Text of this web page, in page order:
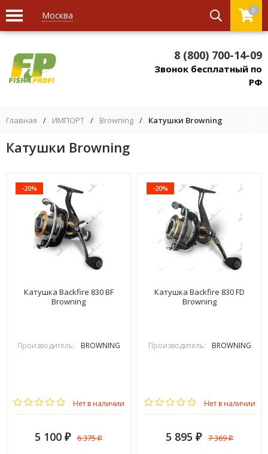
Москва 0
8 (800) 700-14-09
Звонок бесплатный по
РФ
Главная / ИМПОРТ / Browning / Катушки Browning
Катушки Browning
-20%
Катушка Backfire 830 BF
Browning
Производитель: BROWNING
Нет в наличии
5 100 ₽ 6 375₽
-20%
Катушка Backfire 830 FD
Browning
Производитель: BROWNING
Нет в наличии
5 895 ₽ 7 369₽